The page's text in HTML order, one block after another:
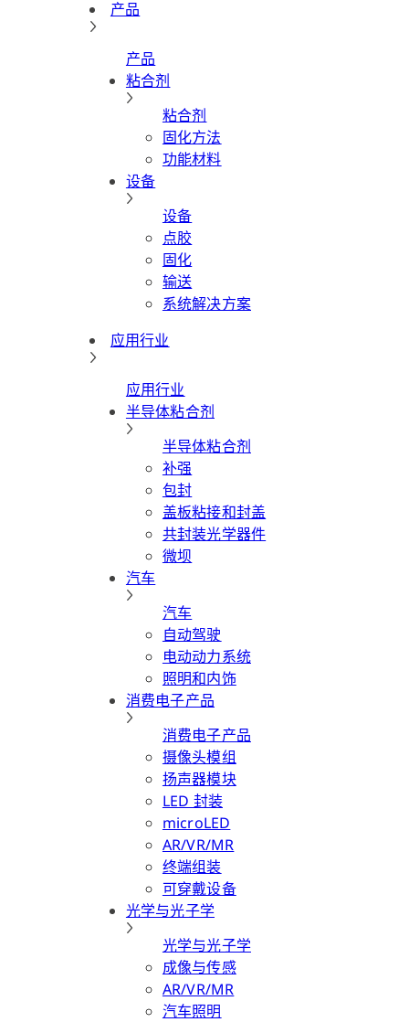
产品
产品
粘合剂
粘合剂
固化方法
功能材料
设备
设备
点胶
固化
输送
系统解决方案
应用行业
应用行业
半导体粘合剂
半导体粘合剂
补强
包封
盖板粘接和封盖
共封装光学器件
微坝
汽车
汽车
自动驾驶
电动动力系统
照明和内饰
消费电子产品
消费电子产品
摄像头模组
扬声器模块
LED 封装
microLED
AR/VR/MR
终端组装
可穿戴设备
光学与光子学
光学与光子学
成像与传感
AR/VR/MR
汽车照明